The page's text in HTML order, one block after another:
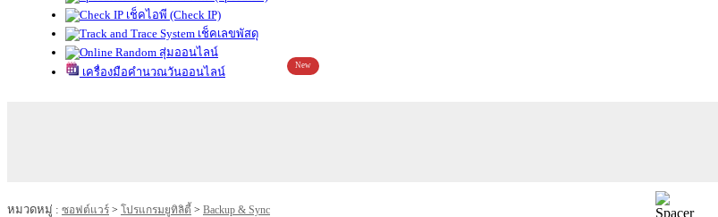
เช็คไอพี (Check IP)
เช็คเลขพัสดุ
สุ่มออนไลน์
เครื่องมือคำนวณวันออนไลน์
New
หมวดหมู่ : ซอฟต์แวร์ > โปรแกรมยูทิลิตี้ > Backup & Sync